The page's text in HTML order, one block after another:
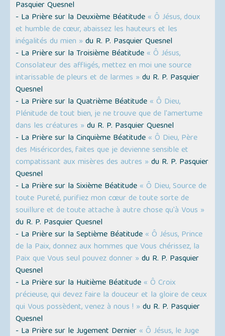
Pasquier Quesnel
- La Prière sur la Deuxième Béatitude « Ô Jésus, doux
et humble de cœur, abaissez les hauteurs et les
inégalités du mien » du R. P. Pasquier Quesnel
- La Prière sur la Troisième Béatitude « Ô Jésus,
Consolateur des affligés, mettez en moi une source
intarissable de pleurs et de larmes » du R. P. Pasquier
Quesnel
- La Prière sur la Quatrième Béatitude « Ô Dieu,
Plénitude de tout bien, je ne trouve que de l'amertume
dans les créatures » du R. P. Pasquier Quesnel
- La Prière sur la Cinquième Béatitude « Ô Dieu, Père
des Miséricordes, faites que je devienne sensible et
compatissant aux misères des autres » du R. P. Pasquier
Quesnel
- La Prière sur la Sixième Béatitude « Ô Dieu, Source de
toute Pureté, purifiez mon cœur de toute sorte de
souillure et de toute attache à autre chose qu'à Vous »
du R. P. Pasquier Quesnel
- La Prière sur la Septième Béatitude « Ô Jésus, Prince
de la Paix, donnez aux hommes que Vous chérissez, la
Paix que Vous seul pouvez donner » du R. P. Pasquier
Quesnel
- La Prière sur la Huitième Béatitude « Ô Croix
précieuse, qui devez faire la douceur et la gloire de ceux
qui Vous possèdent, venez à nous ! » du R. P. Pasquier
Quesnel
- La Prière sur le Jugement Dernier « Ô Jésus, le Juge